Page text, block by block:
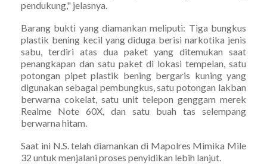
pendukung," jelasnya.
Barang bukti yang diamankan meliputi: Tiga bungkus
plastik bening kecil yang diduga berisi narkotika jenis
sabu, terdiri atas dua paket yang ditemukan saat
penangkapan dan satu paket di lokasi tempelan, satu
potongan pipet plastik bening bergaris kuning yang
digunakan sebagai pembungkus, satu potongan lakban
berwarna cokelat, satu unit telepon genggam merek
Realme Note 60X, dan satu buah tas selempang
berwarna hitam.
Saat ini N.S. telah diamankan di Mapolres Mimika Mile
32 untuk menjalani proses penyidikan lebih lanjut.